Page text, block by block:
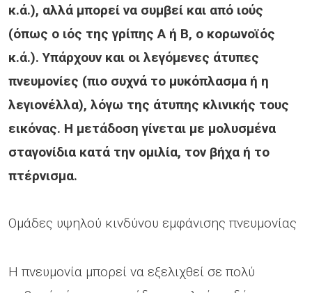
κ.ά.), αλλά μπορεί να συμβεί και από ιούς
(όπως ο ιός της γρίπης Α ή Β, ο κορωνοϊός
κ.ά.). Υπάρχουν και οι λεγόμενες άτυπες
πνευμονίες (πιο συχνά το μυκόπλασμα ή η
λεγιονέλλα), λόγω της άτυπης κλινικής τους
εικόνας. Η μετάδοση γίνεται με μολυσμένα
σταγονίδια κατά την ομιλία, τον βήχα ή το
πτέρνισμα.
Ομάδες υψηλού κινδύνου εμφάνισης πνευμονίας
Η πνευμονία μπορεί να εξελιχθεί σε πολύ